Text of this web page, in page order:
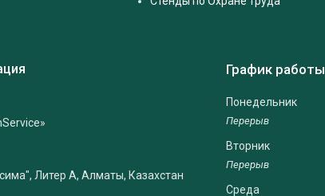
Литер А, Алматы, Казахстан
График работы
Понедельник
Вторник
Среда